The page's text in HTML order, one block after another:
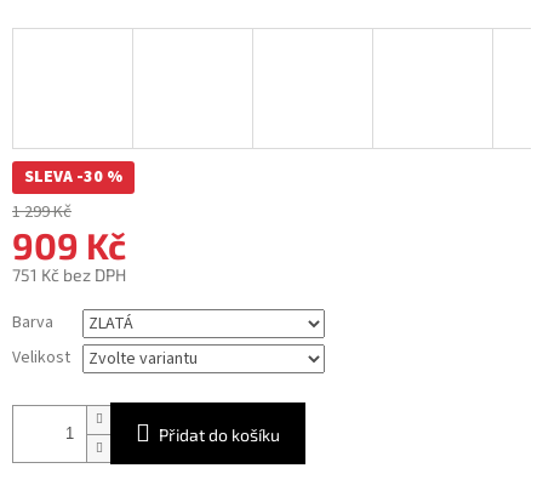
SLEVA -30 %
1 299 Kč
909 Kč
751 Kč bez DPH
cena:
Barva
Velikost
Přidat do košíku